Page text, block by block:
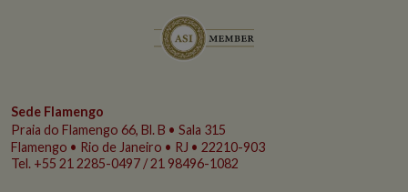
Sede Flamengo
Praia do Flamengo 66, Bl. B • Sala 315
Flamengo • Rio de Janeiro • RJ • 22210-903
Tel. +55 21 2285-0497 / 21 98496-1082